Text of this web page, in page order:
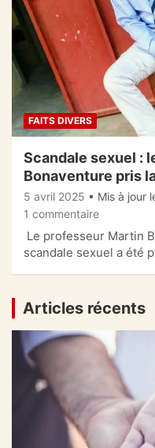
FAITS DIVERS
Scandale sexuel :
Bonaventure pris
5 avril 2025 • Mis à jour
1 commentaire
Le professeur Martin
scandale sexuel a été
Articles récents